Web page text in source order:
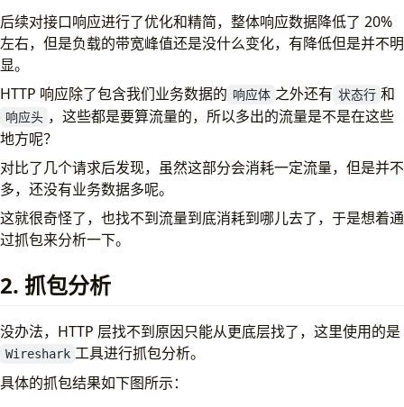
后续对接口响应进行了优化和精简，整体响应数据降低了 20%
左右，但是负载的带宽峰值还是没什么变化，有降低但是并不明
显。
HTTP 响应除了包含我们业务数据的 响应体 之外还有 状态行 和
响应头 ，这些都是要算流量的，所以多出的流量是不是在这些
地方呢？
对比了几个请求后发现，虽然这部分会消耗一定流量，但是并不
多，还没有业务数据多呢。
这就很奇怪了，也找不到流量到底消耗到哪儿去了，于是想着通
过抓包来分析一下。
2. 抓包分析
没办法，HTTP 层找不到原因只能从更底层找了，这里使用的是
Wireshark 工具进行抓包分析。
具体的抓包结果如下图所示：